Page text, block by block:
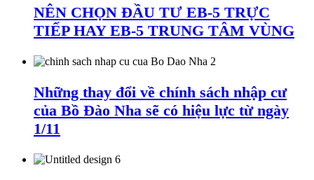
NÊN CHỌN ĐẦU TƯ EB-5 TRỰC
TIẾP HAY EB-5 TRUNG TÂM VÙNG
Những thay đổi về chính sách nhập cư
của Bồ Đào Nha sẽ có hiệu lực từ ngày
1/11